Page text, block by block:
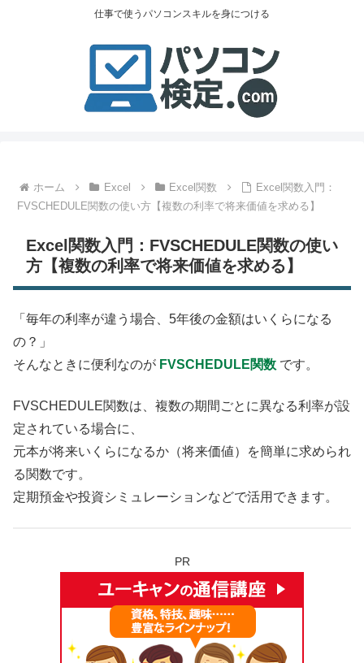
仕事で使うパソコンスキルを身につける
ホーム Excel Excel関数
Excel関数入門：
FVSCHEDULE関数の使い方【複数の利率で将来価値を求める】
Excel関数入門：FVSCHEDULE関数の使い
方【複数の利率で将来価値を求める】
「毎年の利率が違う場合、5年後の金額はいくらになる
の？」
そんなときに便利なのが FVSCHEDULE関数 です。
FVSCHEDULE関数は、複数の期間ごとに異なる利率が設
定されている場合に、
元本が将来いくらになるか（将来価値）を簡単に求められ
る関数です。
定期預金や投資シミュレーションなどで活用できます。
PR